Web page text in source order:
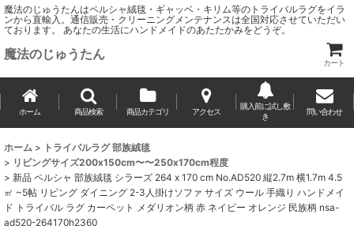
魔法のじゅうたんはペルシャ絨毯・ギャッベ・キリム等のトライバルラグをイラ
ンから直輸入。通信販売・クリーニングメンテナンスは全国対応させていただい
ております。 あなたの生活にハンドメイドのあたたかみをどうぞ。
魔法のじゅうたん
カート
ホーム 商品検索 商品カテゴリ アクセス
購入前に試し敷
き
問い合わせ
ホーム > トライバルラグ 部族絨毯
> リビングサイズ200x150cm〜〜250x170cm程度
> 新品 ペルシャ 部族絨毯 シラーズ 264 x 170 cm No.AD520 縦2.7m 横1.7m 4.5
㎡ ~5帖 リビング ダイニング 2-3人掛けソファ サイズ ウール 手織り ハンドメイ
ド トライバル ラグ カーペット メダリオン柄 赤 ネイビー オレンジ 民族柄 nsa-
ad520-264170h2360